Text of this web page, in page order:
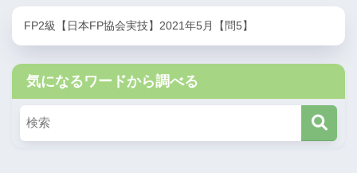
FP2級【日本FP協会実技】2021年5月【問5】
気になるワードから調べる